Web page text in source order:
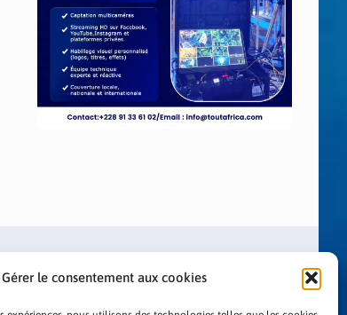
Gérer le consentement aux cookies